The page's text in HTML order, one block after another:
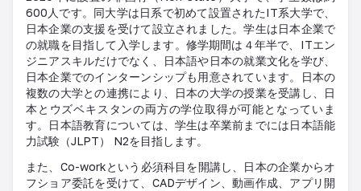
600人です。同大学は日系で初めて設置されたIT系大学で、
日本企業の支援を受けて設立されました。学生は日本企業で
の就職を目指して入学します。修学期間は４年半で、ITエン
ジニアスキルだけでなく、日本語や日本の就業文化を学び、
日本企業でのインターンシップも用意されています。日本の
複数の大学との連携により、日本の大学の授業を受講し、日
本とウズベキスタンの両方の学位取得が可能となっていま
す。日本語教育については、学生は卒業前までには日本語能
力試験（JLPT） N2を目指します。
また、Co-workという必須科目を開講し、日本の企業からオ
フショア委託を受けて、CADデザイン、動画作成、アプリ開